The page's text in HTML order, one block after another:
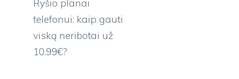
Ryšio planai
telefonui: kaip gauti
viską neribotai už
10.99€?